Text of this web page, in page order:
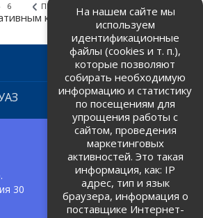
6 ПРЕДЫДУЩАЯ СЛЕДУЮЩАЯ
клиентам предоставляем
30
Телефоны:
+7 (812) 971-42-42
Политика об обработке и
защите персональных данных
На нашем сайте мы
используем
идентификационные
файлы (cookies и т. п.),
которые позволяют
собирать необходимую
информацию и статистику
по посещениям для
упрощения работы с
сайтом, проведения
маркетинговых
активностей. Это такая
информация, как: IP
адрес, тип и язык
браузера, информация о
поставщике Интернет-